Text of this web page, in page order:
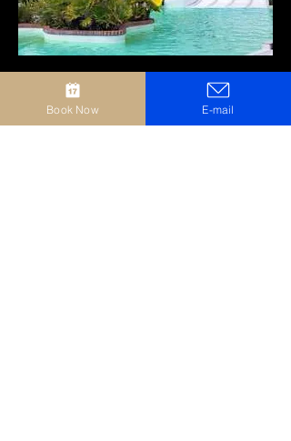
Le Ninfee
Via del Pilandro, 7, 25015 Desenzano del Garda
BS
Book Now E-mail